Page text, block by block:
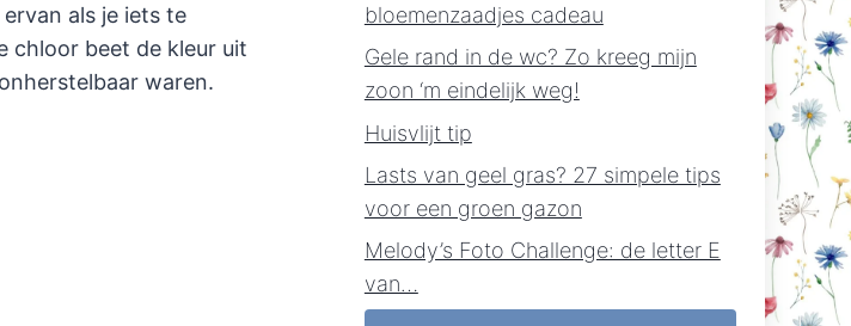
als je iets te
chloor beet de kleur uit
waren.
bloemenzaadjes cadeau
Gele rand in de wc? Zo kreeg mijn
zoon ‘m eindelijk weg!
Huisvlijt tip
Lasts van geel gras? 27 simpele tips
voor een groen gazon
Melody’s Foto Challenge: de letter E
van…